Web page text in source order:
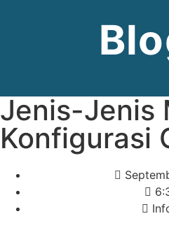
Jenis-Jenis
Konfigurasi